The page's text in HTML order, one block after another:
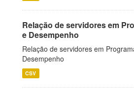
Relação de servidores em
e Desempenho
Relação de servidores em
Desempenho
CSV